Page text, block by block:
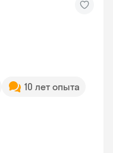
10 лет опыта